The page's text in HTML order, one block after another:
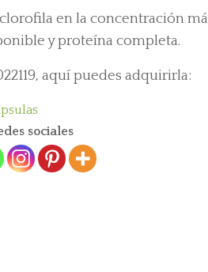
en la concentración
y proteína completa.
aquí puedes adquirirla:
sociales